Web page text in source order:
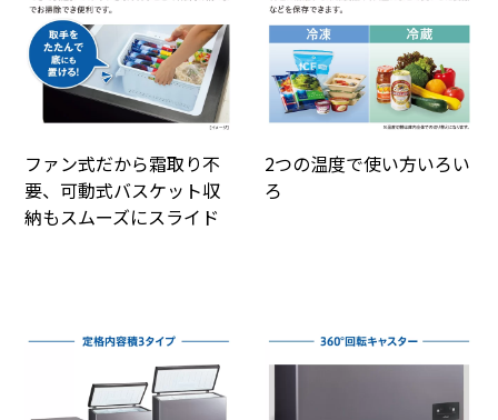
ファン式だから霜取り不
要、可動式バスケット収
納もスムーズにスライド
2つの温度で使い方いろい
ろ